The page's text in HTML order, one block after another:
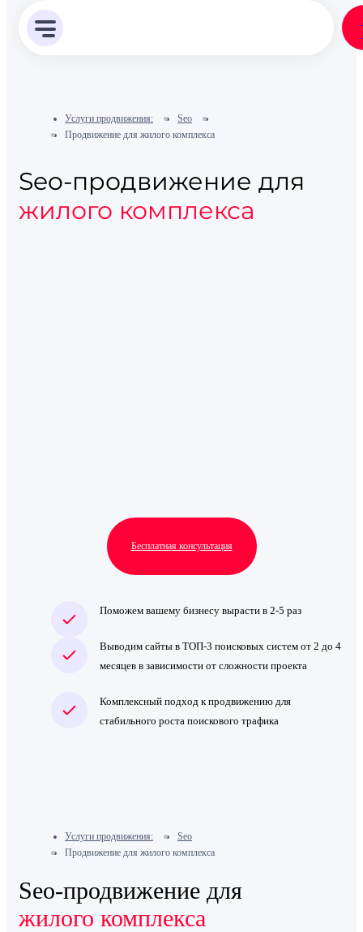
Услуги продвижения:
Seo
Продвижение для жилого комплекса
Seo-продвижение для
жилого комплекса
Поможем вашему бизнесу вырасти в 2-5 раз
Выводим сайты в ТОП-3 поисковых систем от 2 до 4
месяцев в зависимости от сложности проекта
Комплексный подход к продвижению для
стабильного роста поискового трафика
Бесплатная консультация
Услуги продвижения:
Seo
Продвижение для жилого комплекса
Seo-продвижение для
жилого комплекса